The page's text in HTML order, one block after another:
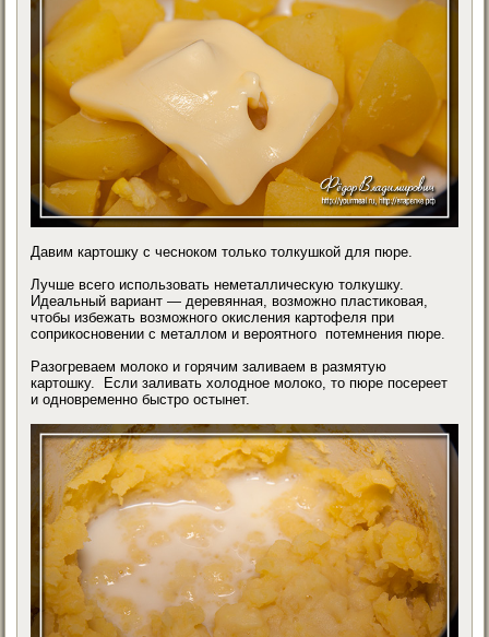
Давим картошку с чесноком только толкушкой для пюре.
Лучше всего использовать неметаллическую толкушку.
Идеальный вариант — деревянная, возможно пластиковая,
чтобы избежать возможного окисления картофеля при
соприкосновении с металлом и вероятного потемнения пюре.
Разогреваем молоко и горячим заливаем в размятую
картошку. Если заливать холодное молоко, то пюре посереет
и одновременно быстро остынет.